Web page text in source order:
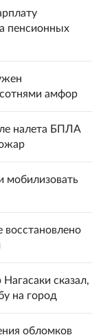
пенсионных
амфор
налета БПЛА
мобилизовать
сказал,
на город
обломков